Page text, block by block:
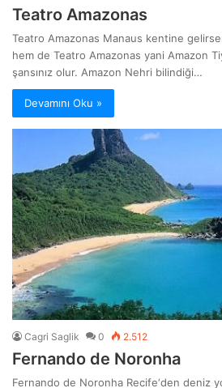
Teatro Amazonas
Teatro Amazonas Manaus kentine
hem de Teatro Amazonas yani Amazon
şansınız olur. Amazon Nehri bilindiği…
Devamını Oku »
Cagri Saglik 0 2.512
Fernando de Noronha
Fernando de Noronha Recife‘den deniz